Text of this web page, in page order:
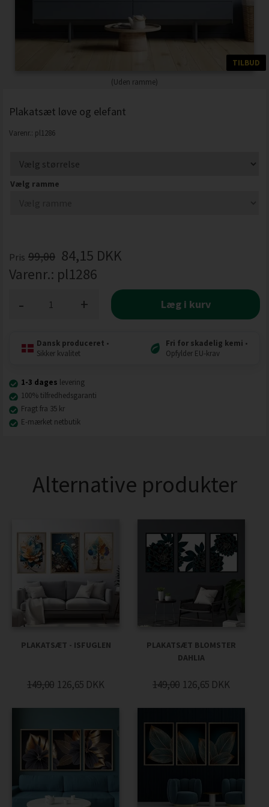
TILBUD
(Uden ramme)
Plakatsæt løve og elefant
Varenr.: pl1286
Vælg ramme
Pris 99,00 84,15 DKK
Varenr.: pl1286
+
- Læg i kurv
Dansk produceret •
Sikker kvalitet
Fri for skadelig kemi •
Opfylder EU-krav
1-3 dages levering
100% tilfredhedsgaranti
Fragt fra 35 kr
E-mærket netbutik
Alternative produkter
PLAKATSÆT - ISFUGLEN
149,00 126,65 DKK
PLAKATSÆT BLOMSTER
DAHLIA
149,00 126,65 DKK